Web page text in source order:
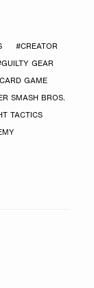
#CREATOR
GEAR
GAME
SMASH BROS.
TACTICS